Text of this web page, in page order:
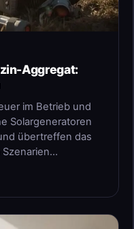
Aggregat:
im Betrieb und
Solargeneratoren
übertreffen das
Szenarien…